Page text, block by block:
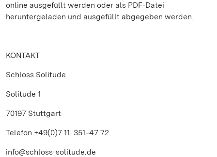
online ausgefüllt werden oder als PDF-Datei
heruntergeladen und ausgefüllt abgegeben werden.
KONTAKT
Schloss Solitude
Solitude 1
70197 Stuttgart
Telefon +49(0)7 11. 351‒47 72
info@schloss-solitude.de